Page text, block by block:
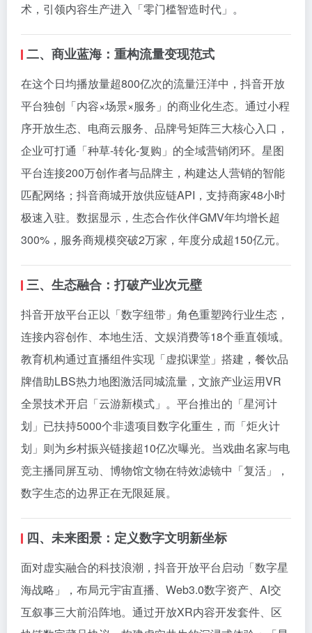
术，引领内容生产进入「零门槛智造时代」。
二、商业蓝海：重构流量变现范式
在这个日均播放量超800亿次的流量汪洋中，抖音开放
平台独创「内容×场景×服务」的商业化生态。通过小程
序开放生态、电商云服务、品牌号矩阵三大核心入口，
企业可打通「种草-转化-复购」的全域营销闭环。星图
平台连接200万创作者与品牌主，构建达人营销的智能
匹配网络；抖音商城开放供应链API，支持商家48小时
极速入驻。数据显示，生态合作伙伴GMV年均增长超
300%，服务商规模突破2万家，年度分成超150亿元。
三、生态融合：打破产业次元壁
抖音开放平台正以「数字纽带」角色重塑跨行业生态，
连接内容创作、本地生活、文娱消费等18个垂直领域。
教育机构通过直播组件实现「虚拟课堂」搭建，餐饮品
牌借助LBS热力地图激活同城流量，文旅产业运用VR
全景技术开启「云游新模式」。平台推出的「星河计
划」已扶持5000个非遗项目数字化重生，而「炬火计
划」则为乡村振兴链接超10亿次曝光。当戏曲名家与电
竞主播同屏互动、博物馆文物在特效滤镜中「复活」，
数字生态的边界正在无限延展。
四、未来图景：定义数字文明新坐标
面对虚实融合的科技浪潮，抖音开放平台启动「数字星
海战略」，布局元宇宙直播、Web3.0数字资产、AI交
互叙事三大前沿阵地。通过开放XR内容开发套件、区